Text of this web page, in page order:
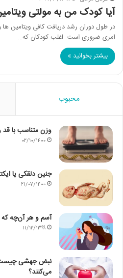
آیا کودک من به مولتی
در طول دوران رشد دریافت کافی ویتامین
امری ضروری است. اغلب کودکان که…
بیشتر بخوانید »
محبوب
وزن متناسب با
۰۲/۱۰/۱۴۰۰
جنین دلقکی یا
۲۱/۰۷/۱۴۰۰
آسم و هر آن‌چه که
۱۱/۱۲/۱۳۹۹
نبض جهشی چیست و
می‌کنند؟